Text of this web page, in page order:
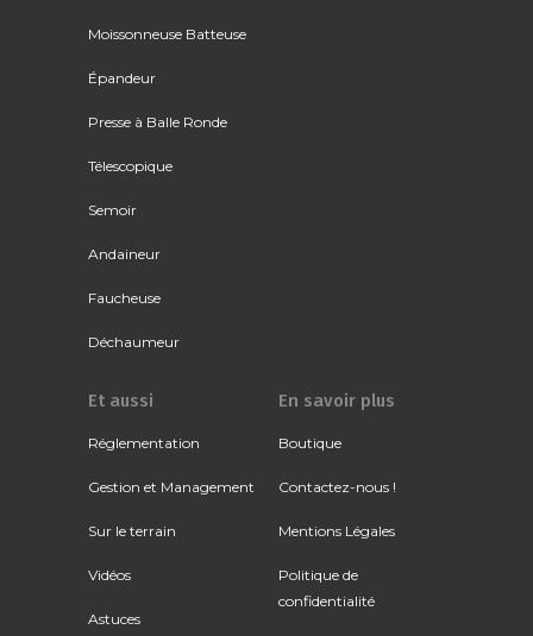
Moissonneuse Batteuse
Épandeur
Presse à Balle Ronde
Télescopique
Semoir
Andaineur
Faucheuse
Déchaumeur
Et aussi
Réglementation
Gestion et Management
Sur le terrain
Vidéos
Astuces
En savoir plus
Boutique
Contactez-nous !
Mentions Légales
Politique de
confidentialité